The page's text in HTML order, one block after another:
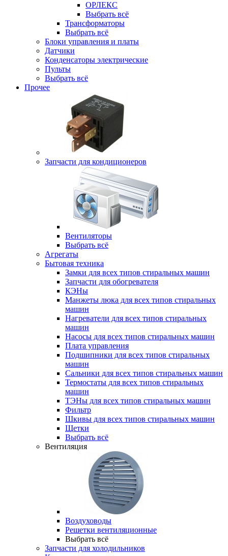
ОРЛЕКС
Выбрать всё
Трансформаторы
Выбрать всё
Блоки управления и платы
Датчики
Конденсаторы электрические
Пульты
Выбрать всё
Прочее
Запчасти для кондиционеров
Вентиляторы
Выбрать всё
Агрегаты
Бытовая техника
Замки для всех типов стиральных машин
Запчасти для обогревателя
КЭНы
Манжеты люка для всех типов стиральных
машин
Нагреватели для всех типов стиральных
машин
Насосы для всех типов стиральных машин
Плата управления
Подшипники для всех типов стиральных
машин
Сальники для всех типов стиральных машин
Термостаты для всех типов стиральных
машин
ТЭНы для всех типов стиральных машин
Фильтр
Шкивы для всех типов стиральных машин
Щетки
Выбрать всё
Вентиляция
Воздуховоды
Решетки вентиляционные
Выбрать всё
Запчасти для холодильников